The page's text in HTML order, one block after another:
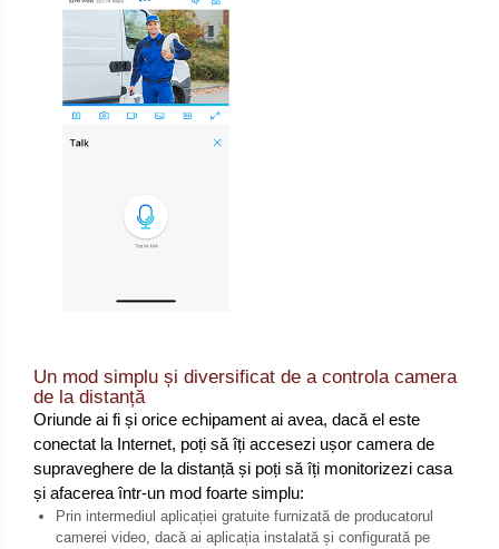
Un mod simplu și diversificat de a controla camera
de la distanță
Oriunde ai fi și orice echipament ai avea, dacă el este
conectat la Internet, poți să îți accesezi ușor camera de
supraveghere de la distanță și poți să îți monitorizezi casa
și afacerea într-un mod foarte simplu:
Prin intermediul aplicației gratuite furnizată de producatorul
camerei video, dacă ai aplicația instalată și configurată pe